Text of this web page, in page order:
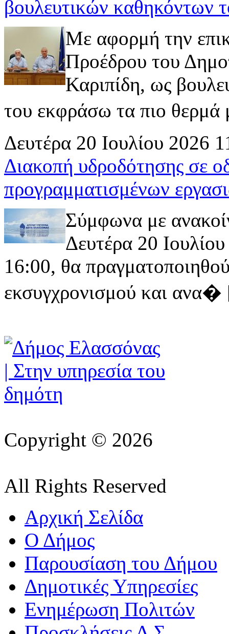
βουλευτικών καθηκόντων
Με αφορμή την
Προέδρου του
Καριπίδη, ως
του εκφράσω τα πιο
Δευτέρα 20 Ιουλίου 2026
Διακοπή υδροδότησης σε
προγραμματισμένων
Σύμφωνα με
Δευτέρα 20
16:00, θα
εκσυγχρονισμού και
Copyright © 2026
All Rights Reserved
Αρχική Σελίδα
Ο Δήμος
Παρουσίαση του Δήμου
Δημοτικές Υπηρεσίες
Ενημέρωση Πολιτών